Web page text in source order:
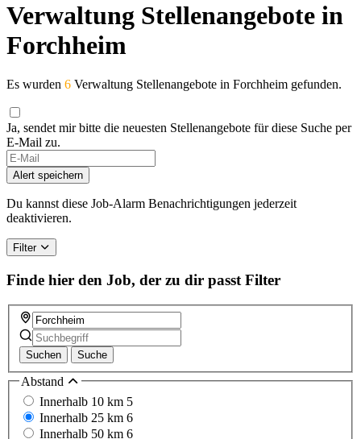
Verwaltung Stellenangebote in
Forchheim
Es wurden 6 Verwaltung Stellenangebote in Forchheim gefunden.
Ja, sendet mir bitte die neuesten Stellenangebote für diese Suche per
E-Mail zu.
If
you
are
a
human,
this
field
Alert speichern
Du kannst diese Job-Alarm Benachrichtigungen jederzeit
deaktivieren.
Filter
Finde hier den Job, der zu dir passt Filter
Suchen Suche
Abstand
Innerhalb 10 km 5
Innerhalb 25 km 6
Innerhalb 50 km 6